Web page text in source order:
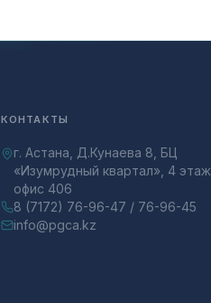
КОНТАКТЫ
г. Астана, Д.Кунаева 8, БЦ
«Изумрудный квартал», 4 этаж,
офис 406
8 (7172) 76-96-47 / 76-96-45
info@pgca.kz